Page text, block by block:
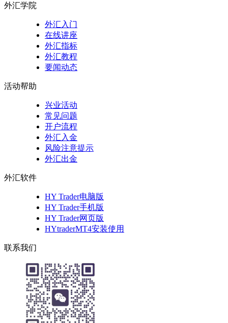
外汇学院
外汇入门
在线讲座
外汇指标
外汇教程
要闻动态
活动帮助
兴业活动
常见问题
开户流程
外汇入金
风险注意提示
外汇出金
外汇软件
HY Trader电脑版
HY Trader手机版
HY Trader网页版
HYtraderMT4安装使用
联系我们